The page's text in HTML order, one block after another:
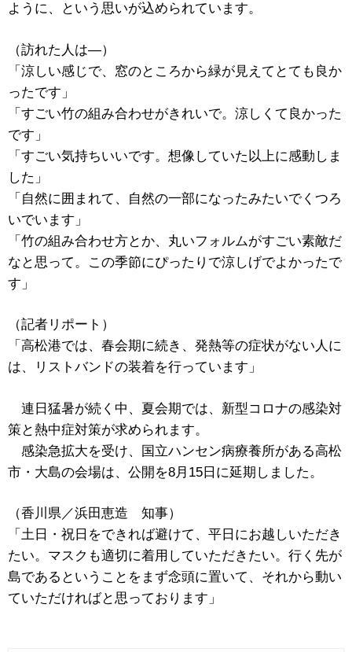
ように、という思いが込められています。
（訪れた人は―）
「涼しい感じで、窓のところから緑が見えてとても良か
ったです」
「すごい竹の組み合わせがきれいで。涼しくて良かった
です」
「すごい気持ちいいです。想像していた以上に感動しま
した」
「自然に囲まれて、自然の一部になったみたいでくつろ
いでいます」
「竹の組み合わせ方とか、丸いフォルムがすごい素敵だ
なと思って。この季節にぴったりで涼しげでよかったで
す」
（記者リポート）
「高松港では、春会期に続き、発熱等の症状がない人に
は、リストバンドの装着を行っています」
連日猛暑が続く中、夏会期では、新型コロナの感染対
策と熱中症対策が求められます。
感染急拡大を受け、国立ハンセン病療養所がある高松
市・大島の会場は、公開を8月15日に延期しました。
（香川県／浜田恵造 知事）
「土日・祝日をできれば避けて、平日にお越しいただき
たい。マスクも適切に着用していただきたい。行く先が
島であるということをまず念頭に置いて、それから動い
ていただければと思っております」